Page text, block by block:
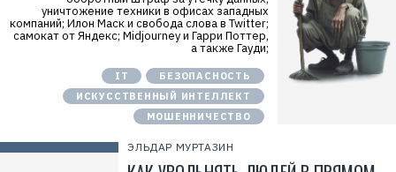
уничтожение техники в офисах западных
компаний; Илон Маск и свобода слова в Twitter;
самокат от Яндекс; Midjourney и Гарри Поттер,
а также Гауди;
IT
БЕЗОПАСНОСТЬ
ИСКУССТВЕННЫЙ ИНТЕЛЛЕКТ
МОШЕННИЧЕСТВО
ЭЛЬДАР МУРТАЗИН